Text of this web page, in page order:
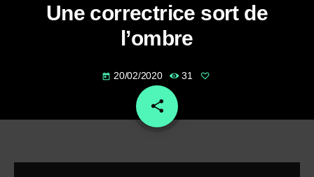
Une correctrice sort de
l’ombre
today 20/02/2020 31
share
email